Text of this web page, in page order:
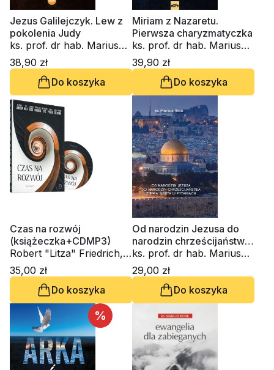
Jezus Galilejczyk. Lew z
pokolenia Judy
ks. prof. dr hab. Mariusz
Rosik
38,90 zł
Do koszyka
Miriam z Nazaretu.
Pierwsza charyzmatyczka
ks. prof. dr hab. Mariusz
Rosik
39,90 zł
Do koszyka
Czas na rozwój
(książeczka+CDMP3)
Robert "Litza" Friedrich,
kardynał Grzegorz Ryś,
ks. prof. dr hab. Mariusz
Rosik, Janusz Pyda OP,
Jan Mela, biskup Michał
Janocha, Amelia i
Dominik Golemowie
35,00 zł
Do koszyka
Od narodzin Jezusa do
narodzin chrześcijaństwa.
Ziemia Święta w pytaniach
ks. prof. dr hab. Mariusz
Rosik
29,00 zł
Do koszyka
%